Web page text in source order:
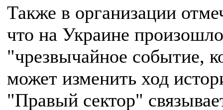
Также в организации
что на Украине произошло
"чрезвычайное событие,
может изменить ход
"Правый сектор"